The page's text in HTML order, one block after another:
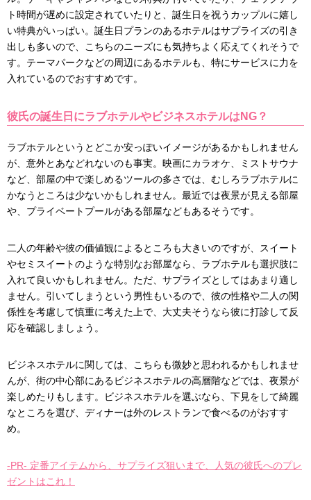
ト時間が遅めに設定されていたりと、誕生日を祝うカップルに嬉し
い特典がいっぱい。誕生日プランのあるホテルはサプライズの引き
出しも多いので、こちらのニーズにも気持ちよく応えてくれそうで
す。テーマパークなどの周辺にあるホテルも、特にサービスに力を
入れているのでおすすめです。
彼氏の誕生日にラブホテルやビジネスホテルはNG？
ラブホテルというとどこか安っぽいイメージがあるかもしれません
が、意外とあなどれないのも事実。映画にカラオケ、ミストサウナ
など、部屋の中で楽しめるツールの多さでは、むしろラブホテルに
かなうところは少ないかもしれません。最近では夜景が見える部屋
や、プライベートプールがある部屋などもあるそうです。
二人の年齢や彼の価値観によるところも大きいのですが、スイート
やセミスイートのような特別なお部屋なら、ラブホテルも選択肢に
入れて良いかもしれません。ただ、サプライズとしてはあまり適し
ません。引いてしまうという男性もいるので、彼の性格や二人の関
係性を考慮して慎重に考えた上で、大丈夫そうなら彼に打診して反
応を確認しましょう。
ビジネスホテルに関しては、こちらも微妙と思われるかもしれませ
んが、街の中心部にあるビジネスホテルの高層階などでは、夜景が
楽しめたりもします。ビジネスホテルを選ぶなら、下見をして綺麗
なところを選び、ディナーは外のレストランで食べるのがおすす
め。
-PR- 定番アイテムから、サプライズ狙いまで、人気の彼氏へのプレ
ゼントはこれ！